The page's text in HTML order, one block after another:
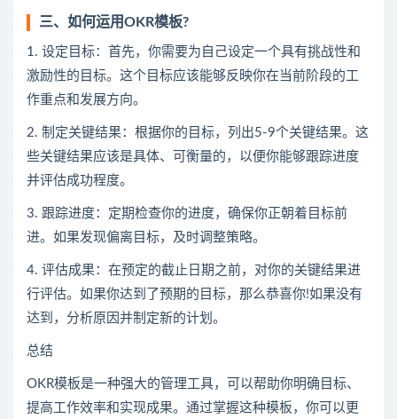
三、如何运用OKR模板?
1. 设定目标：首先，你需要为自己设定一个具有挑战性和
激励性的目标。这个目标应该能够反映你在当前阶段的工
作重点和发展方向。
2. 制定关键结果：根据你的目标，列出5-9个关键结果。这
些关键结果应该是具体、可衡量的，以便你能够跟踪进度
并评估成功程度。
3. 跟踪进度：定期检查你的进度，确保你正朝着目标前
进。如果发现偏离目标，及时调整策略。
4. 评估成果：在预定的截止日期之前，对你的关键结果进
行评估。如果你达到了预期的目标，那么恭喜你!如果没有
达到，分析原因并制定新的计划。
总结
OKR模板是一种强大的管理工具，可以帮助你明确目标、
提高工作效率和实现成果。通过掌握这种模板，你可以更